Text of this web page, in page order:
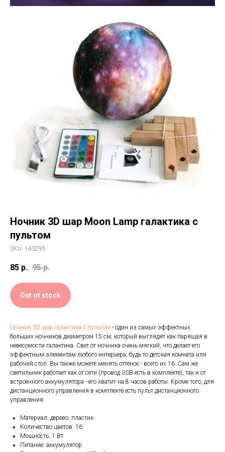
Ночник 3D шар Moon Lamp галактика с
пультом
SKU: 143295
85 р. 95 р.
Out of stock
Ночник 3D шар галактика с пультом - один из самых эффектных
больших ночников диаметром 15 см, который выглядят как парящая в
невесомости галактика. Свет от ночника очень мягкий, что делает его
эффектным элементам любого интерьера, будь то детская комната или
рабочий стол. Вы также можете менять оттенок - всего их 16. Сам же
светильник работает как от сети (провод USB есть в комплекте), так и от
встроенного аккумулятора - его хватит на 8 часов работы. Кроме того, для
дистанционного управления в комплекте есть пульт дистанционного
управления.
Материал: дерево, пластик
Количество цветов: 16
Мощность: 1 Вт
Питание: аккумулятор